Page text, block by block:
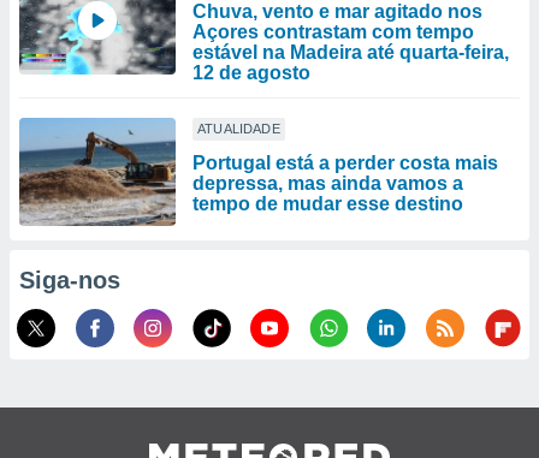
Chuva, vento e mar agitado nos
Açores contrastam com tempo
estável na Madeira até quarta-feira,
12 de agosto
ATUALIDADE
Portugal está a perder costa mais
depressa, mas ainda vamos a
tempo de mudar esse destino
Siga-nos